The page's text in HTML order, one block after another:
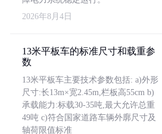
2026年8月4日
13米平板车的标准尺寸和载重参
数
13米平板车主要技术参数包括: a)外形
尺寸:长13m×宽2.45m,栏板高55cm b)
承载能力:标载30-35吨,最大允许总重
49吨 c)符合国家道路车辆外廓尺寸及
轴荷限值标准